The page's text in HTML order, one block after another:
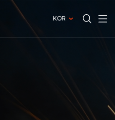
KOR
열기